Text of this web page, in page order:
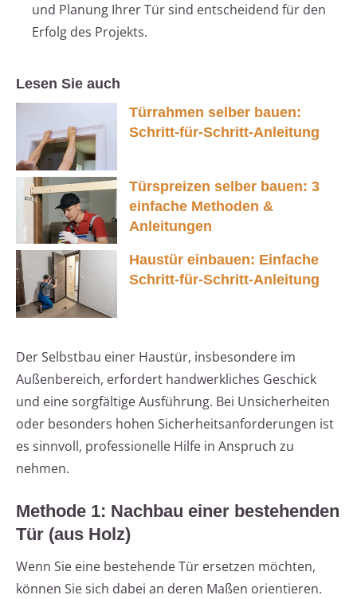
und Planung Ihrer Tür sind entscheidend für den
Erfolg des Projekts.
Lesen Sie auch
Türrahmen selber bauen:
Schritt-für-Schritt-Anleitung
Türspreizen selber bauen: 3
einfache Methoden &
Anleitungen
Haustür einbauen: Einfache
Schritt-für-Schritt-Anleitung
Der Selbstbau einer Haustür, insbesondere im
Außenbereich, erfordert handwerkliches Geschick
und eine sorgfältige Ausführung. Bei Unsicherheiten
oder besonders hohen Sicherheitsanforderungen ist
es sinnvoll, professionelle Hilfe in Anspruch zu
nehmen.
Methode 1: Nachbau einer bestehenden
Tür (aus Holz)
Wenn Sie eine bestehende Tür ersetzen möchten,
können Sie sich dabei an deren Maßen orientieren.